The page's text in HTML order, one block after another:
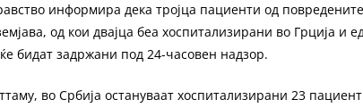
информира дека тројца пациенти од
од кои двајца беа хоспитализирани во Грција и
бидат задржани под 24-часовен надзор.
во Србија остануваат хоспитализирани 23